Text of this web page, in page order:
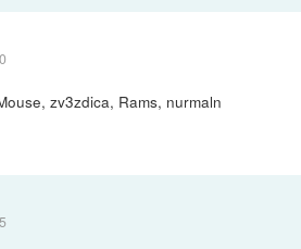
zv3zdica, Rams, nurmaln